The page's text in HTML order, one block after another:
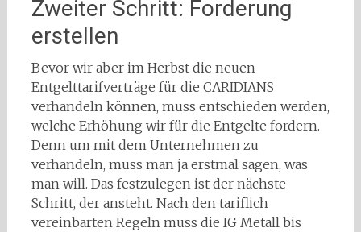
Zweiter Schritt: Forderung
erstellen
Bevor wir aber im Herbst die neuen
Entgelttarifverträge für die CARIDIANS
verhandeln können, muss entschieden werden,
welche Erhöhung wir für die Entgelte fordern.
Denn um mit dem Unternehmen zu
verhandeln, muss man ja erstmal sagen, was
man will. Das festzulegen ist der nächste
Schritt, der ansteht. Nach den tariflich
vereinbarten Regeln muss die IG Metall bis